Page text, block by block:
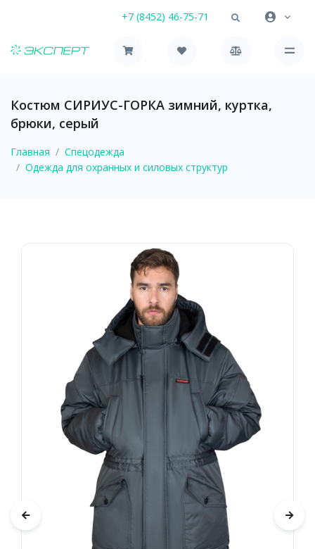
+7 (8452) 46-75-71
Костюм СИРИУС-ГОРКА зимний, куртка,
брюки, серый
Главная
Спецодежда
Одежда для охранных и силовых структур